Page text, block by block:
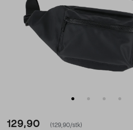
129,90
(129,90/stk)